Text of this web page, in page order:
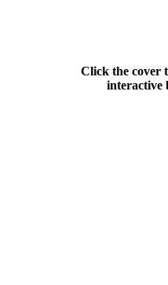
Click the cover
interactive